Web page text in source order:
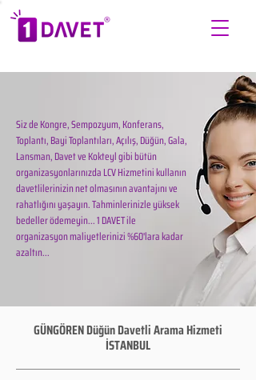
Siz de Kongre, Sempozyum, Konferans,
Toplantı, Bayi Toplantıları, Açılış, Düğün, Gala,
Lansman, Davet ve Kokteyl gibi bütün
organizasyonlarınızda LCV Hizmetini kullanın
davetlilerinizin net olmasının avantajını ve
rahatlığını yaşayın. Tahminlerinizle yüksek
bedeller ödemeyin... 1 DAVET ile
organizasyon maliyetlerinizi %60'lara kadar
azaltın...
GÜNGÖREN Düğün Davetli Arama Hizmeti
İSTANBUL